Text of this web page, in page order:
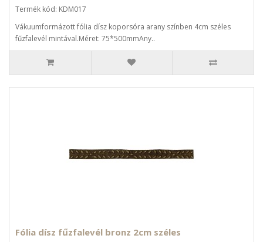
Termék kód: KDM017
Vákuumformázott fólia dísz koporsóra arany színben 4cm széles
fűzfalevél mintával.Méret: 75*500mmAny..
Fólia dísz fűzfalevél bronz 2cm széles